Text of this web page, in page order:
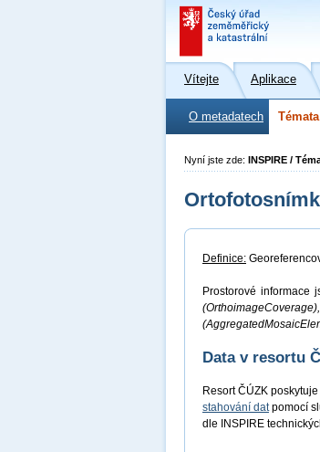
Vítejte Aplikace
O metadatech
Nyní jste zde: INSPIRE /
Definice:
Prostorové informace
Data v resortu
Resort ČÚZK
stahování datpomocí
dle INSPIRE